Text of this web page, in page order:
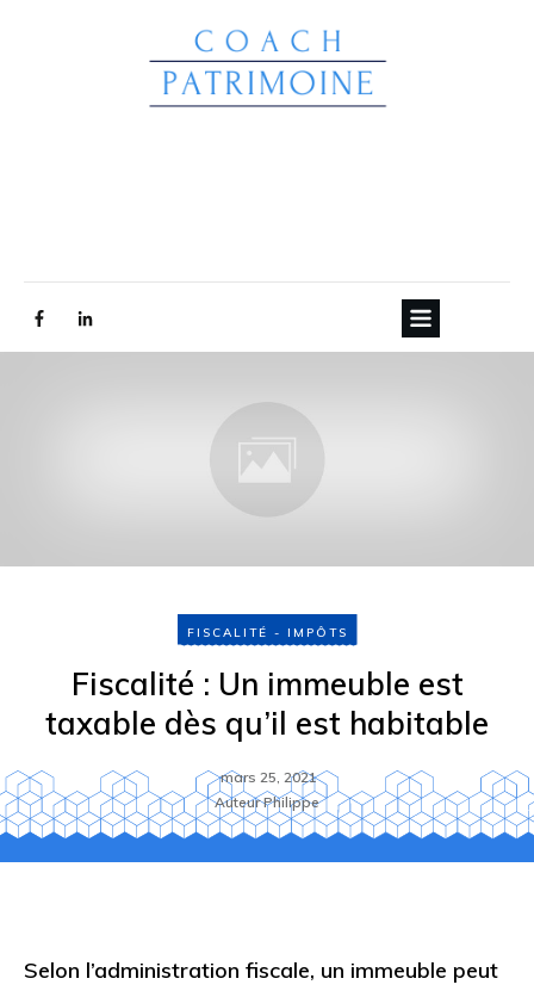
FISCALITÉ - IMPÔTS
Fiscalité : Un immeuble est
taxable dès qu’il est habitable
mars 25, 2021
AuteurPhilippe
Selon l’administration fiscale, un immeuble peut